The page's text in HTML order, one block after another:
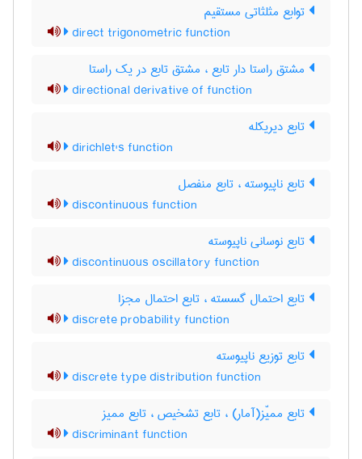
توابع مثلثاتی مستقیم
direct trigonometric function
مشتق راستا دار تابع ، مشتق تابع در یک راستا
directional derivative of function
تابع دیریکله
dirichlet's function
تابع ناپیوسته ، تابع منفصل
discontinuous function
تابع نوسانی ناپیوسته
discontinuous oscillatory function
تابع احتمال گسسته ، تابع احتمال مجزا
discrete probability function
تابع توزیع ناپیوسته
discrete type distribution function
تابع ممیّز(آمار) ، تابع تشخیص ، تابع ممیز
discriminant function